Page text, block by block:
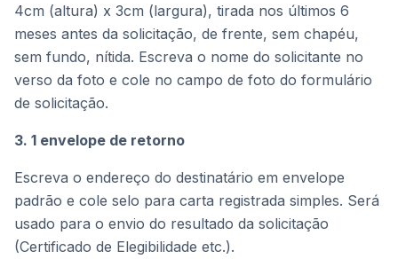
4cm (altura) x 3cm (largura), tirada nos últimos 6
meses antes da solicitação, de frente, sem chapéu,
sem fundo, nítida. Escreva o nome do solicitante no
verso da foto e cole no campo de foto do formulário
de solicitação.
3. 1 envelope de retorno
Escreva o endereço do destinatário em envelope
padrão e cole selo para carta registrada simples. Será
usado para o envio do resultado da solicitação
(Certificado de Elegibilidade etc.).